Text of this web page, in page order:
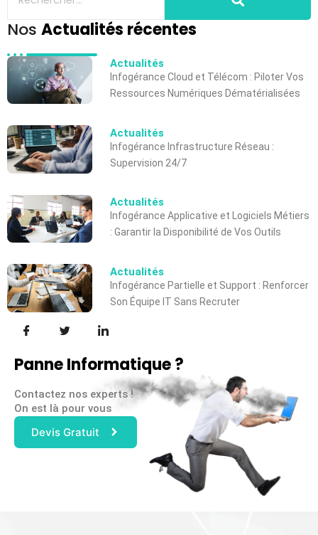
Nos Actualités récentes
Actualités
Infogérance Cloud et Télécom : Piloter Vos
Ressources Numériques Dématérialisées
Actualités
Infogérance Infrastructure Réseau :
Supervision 24/7
Actualités
Infogérance Applicative et Logiciels Métiers
: Garantir la Disponibilité de Vos Outils
Actualités
Infogérance Partielle et Support : Renforcer
Son Équipe IT Sans Recruter
Panne Informatique ?
Contactez nos experts !
On est là pour vous
Devis Gratuit